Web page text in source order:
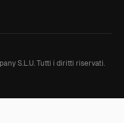
S.L.U. Tutti i diritti riservati.